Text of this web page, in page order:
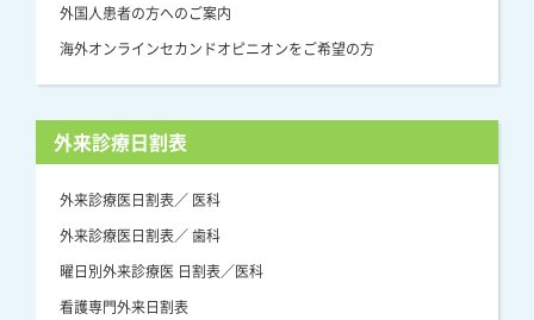
外国人患者の方へのご案内
海外オンラインセカンドオピニオンをご希望の方
外来診療日割表
外来診療医日割表／ 医科
外来診療医日割表／ 歯科
曜日別外来診療医 日割表／医科
看護専門外来日割表